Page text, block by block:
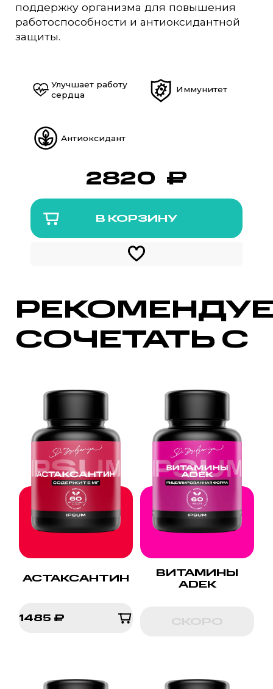
поддержку организма для повышения
работоспособности и антиоксидантной
защиты.
Улучшает работу
сердца
Иммунитет
Антиоксидант
2820 ₽
В КОРЗИНУ
2820 ₽
СОЧЕТАТЬ С
АСТАКСАНТИН
1485 ₽
ВИТАМИНЫ
ADEK
СКОРО